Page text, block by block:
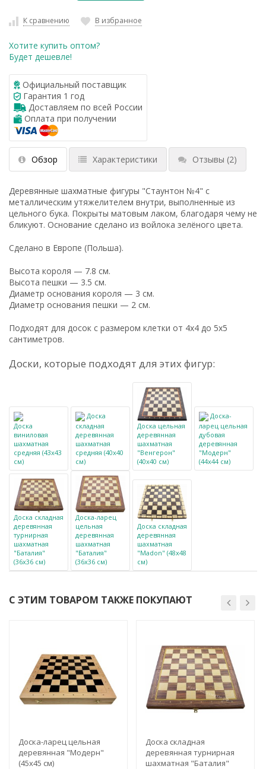
К сравнению В избранное
Хотите купить оптом?
Будет дешевле!
Официальный поставщик
Гарантия 1 год
Доставляем по всей России
Оплата при получении
Обзор Характеристики Отзывы (2)
Деревянные шахматные фигуры "Стаунтон №4" с
металлическим утяжелителем внутри, выполненные из
цельного бука. Покрыты матовым лаком, благодаря чему не
бликуют. Основание сделано из войлока зелёного цвета.
Сделано в Европе (Польша).
Высота короля — 7.8 см.
Высота пешки — 3.5 см.
Диаметр основания короля — 3 см.
Диаметр основания пешки — 2 см.
Подходят для досок с размером клетки от 4x4 до 5x5
сантиметров.
Доски, которые подходят для этих фигур:
Доска
виниловая
шахматная
средняя (43x43
см)
Доска
складная
деревянная
шахматная
средняя (40x40
см)
Доска цельная
деревянная
шахматная
"Венгерон"
(40x40 см)
Доска-
ларец цельная
дубовая
деревянная
"Модерн"
(44x44 см)
Доска складная
деревянная
турнирная
шахматная
"Баталия"
(36x36 см)
Доска-ларец
цельная
деревянная
шахматная
"Баталия"
(36x36 см)
Доска складная
деревянная
шахматная
"Madon" (48x48
см)
С ЭТИМ ТОВАРОМ ТАКЖЕ ПОКУПАЮТ
Доска-ларец цельная
деревянная "Модерн"
(45x45 см)
Доска складная
деревянная турнирная
шахматная "Баталия"